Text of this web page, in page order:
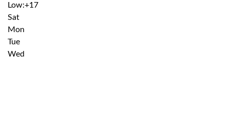
Low:+17
Sat
Mon
Tue
Wed